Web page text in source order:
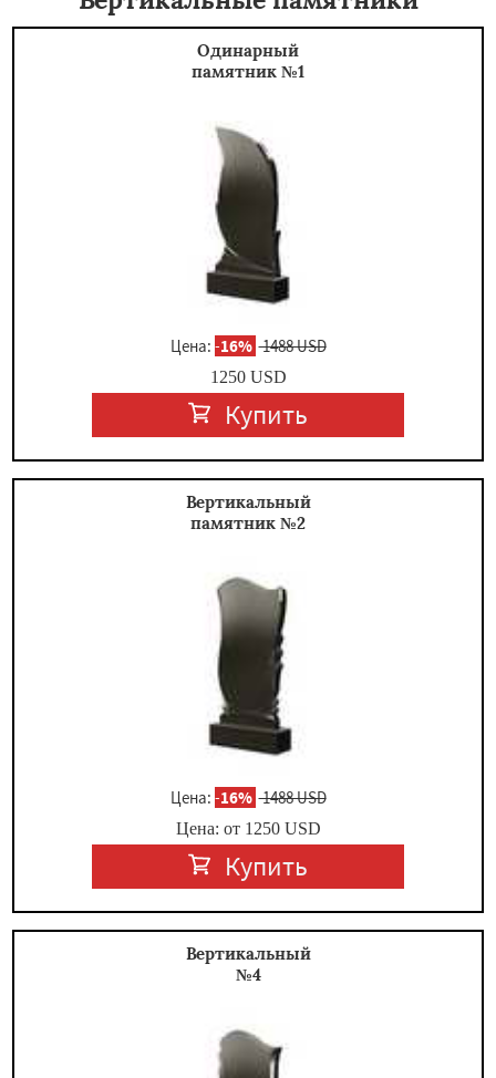
Одинарный
памятник №1
Цена: -16% 1488 USD
1250USD
Купить
Вертикальный
памятник №2
Цена: -16% 1488 USD
Цена: от 1250USD
Купить
Вертикальный
№4